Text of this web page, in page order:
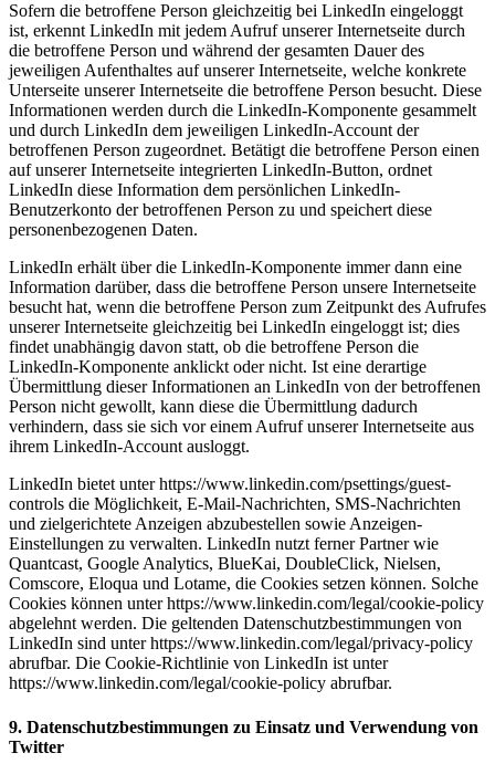
Sofern die betroffene Person gleichzeitig bei LinkedIn eingeloggt
ist, erkennt LinkedIn mit jedem Aufruf unserer Internetseite durch
die betroffene Person und während der gesamten Dauer des
jeweiligen Aufenthaltes auf unserer Internetseite, welche konkrete
Unterseite unserer Internetseite die betroffene Person besucht. Diese
Informationen werden durch die LinkedIn-Komponente gesammelt
und durch LinkedIn dem jeweiligen LinkedIn-Account der
betroffenen Person zugeordnet. Betätigt die betroffene Person einen
auf unserer Internetseite integrierten LinkedIn-Button, ordnet
LinkedIn diese Information dem persönlichen LinkedIn-
Benutzerkonto der betroffenen Person zu und speichert diese
personenbezogenen Daten.
LinkedIn erhält über die LinkedIn-Komponente immer dann eine
Information darüber, dass die betroffene Person unsere Internetseite
besucht hat, wenn die betroffene Person zum Zeitpunkt des Aufrufes
unserer Internetseite gleichzeitig bei LinkedIn eingeloggt ist; dies
findet unabhängig davon statt, ob die betroffene Person die
LinkedIn-Komponente anklickt oder nicht. Ist eine derartige
Übermittlung dieser Informationen an LinkedIn von der betroffenen
Person nicht gewollt, kann diese die Übermittlung dadurch
verhindern, dass sie sich vor einem Aufruf unserer Internetseite aus
ihrem LinkedIn-Account ausloggt.
LinkedIn bietet unter https://www.linkedin.com/psettings/guest-
controls die Möglichkeit, E-Mail-Nachrichten, SMS-Nachrichten
und zielgerichtete Anzeigen abzubestellen sowie Anzeigen-
Einstellungen zu verwalten. LinkedIn nutzt ferner Partner wie
Quantcast, Google Analytics, BlueKai, DoubleClick, Nielsen,
Comscore, Eloqua und Lotame, die Cookies setzen können. Solche
Cookies können unter https://www.linkedin.com/legal/cookie-policy
abgelehnt werden. Die geltenden Datenschutzbestimmungen von
LinkedIn sind unter https://www.linkedin.com/legal/privacy-policy
abrufbar. Die Cookie-Richtlinie von LinkedIn ist unter
https://www.linkedin.com/legal/cookie-policy abrufbar.
9. Datenschutzbestimmungen zu Einsatz und Verwendung von
Twitter